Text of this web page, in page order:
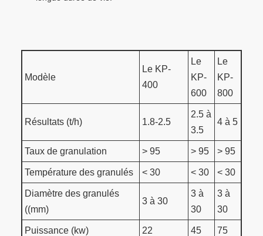
Modèle
Le KP-
400
Le
KP-
600
Le
KP-
800
Résultats (t/h) 1.8-2.5
2.5 à
3.5
4 à 5
Taux de granulation > 95 > 95 > 95
Température des granulés < 30 < 30 < 30
Diamètre des granulés
((mm)
3 à 30
3 à
30
3 à
30
Puissance (kw) 22 45 75